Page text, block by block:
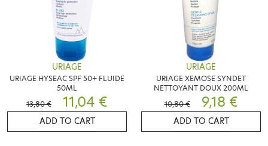
URIAGE
URIAGE HYSEAC SPF 50+ FLUIDE
50ML
13,80 €
11,04 €
ADD TO CART
URIAGE
URIAGE XEMOSE SYNDET
NETTOYANT DOUX 200ML
10,80 €
9,18 €
ADD TO CART